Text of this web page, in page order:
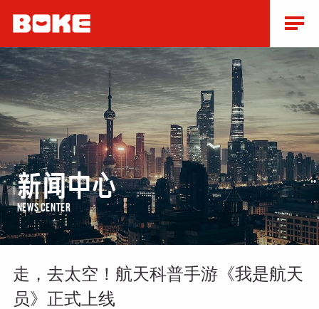
新闻中心
NEWS CENTER
走，去太空！航天科普手游《我是航天
员》正式上线